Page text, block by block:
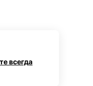
всегда